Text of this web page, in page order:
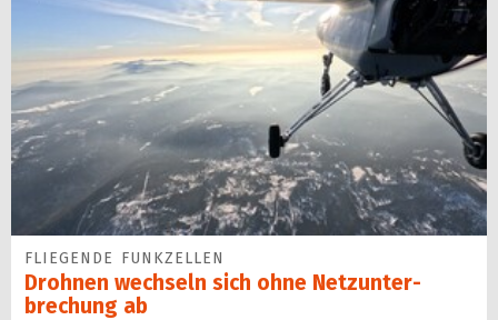
FLIEGENDE FUNKZELLEN
Drohnen wechseln sich ohne Netz­unter­
brechung ab